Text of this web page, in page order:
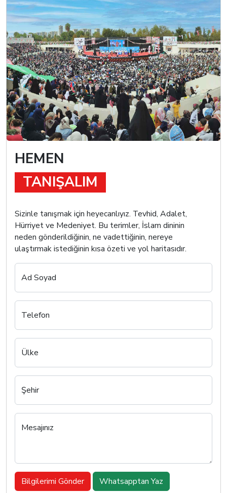
HEMEN
TANIŞALIM
Sizinle tanışmak için heyecanlıyız. Tevhid, Adalet,
Hürriyet ve Medeniyet. Bu terimler, İslam dininin
neden gönderildiğinin, ne vadettiğinin, nereye
ulaştırmak istediğinin kısa özeti ve yol haritasıdır.
Ad Soyad
Telefon
Ülke
Şehir
Mesajınız
Bilgilerimi Gönder Whatsapptan Yaz